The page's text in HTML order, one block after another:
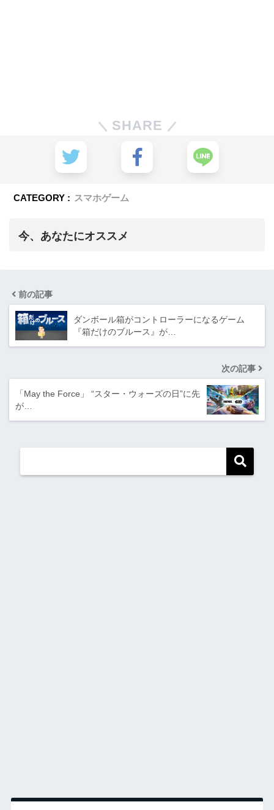
SHARE
CATEGORY : スマホゲーム
今、あなたにオススメ
前の記事
ダンボール箱がコントローラーになるゲーム
『箱だけのブルース』が…
次の記事
「May the Force」 “スター・ウォーズの日”に先
が…